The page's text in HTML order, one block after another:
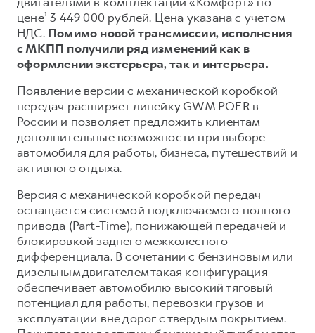
POER
от 3 449 000 ₽
Корпоративным клиентам
Крупным корпоративным клиентам
Система управления автопарком
Сервис для корпоративных клиентов
HAVAL Лизинг
АКСЕССУАРЫ HAVAL
Автомобильные аксессуары
Коллекция CITY
Коллекция Базовая
Коллекция Детская
Программа «HAVAL Защита+»
Руководства по эксплуатации
Подписки
АКСЕССУАРЫ HAVAL
Автомобильные аксессуары
Коллекция CITY
Коллекция Базовая
Коллекция Детская
цене¹ 3 449 000 рублей. Цена указана с учетом
НДС. Помимо новой трансмиссии, исполнения
с МКПП получили ряд изменений как в
оформлении экстерьера, так и интерьера.
Появление версии с механической коробкой
передач расширяет линейку GWM POER в
России и позволяет предложить клиентам
дополнительные возможности при выборе
автомобиля для работы, бизнеса, путешествий и
активного отдыха.
Версия с механической коробкой передач
оснащается системой подключаемого полного
привода (Part-Time), понижающей передачей и
блокировкой заднего межколесного
дифференциала. В сочетании с бензиновым или
дизельным двигателем такая конфигурация
обеспечивает автомобилю высокий тяговый
потенциал для работы, перевозки грузов и
эксплуатации вне дорог с твердым покрытием.